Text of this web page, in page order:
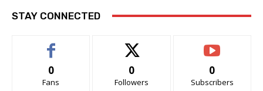
STAY CONNECTED
0
Fans
0
Followers
0
Subscribers